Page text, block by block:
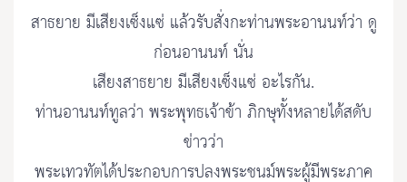
สาธยาย มีเสียงเซ็งแซ่ แล้วรับสั่งกะท่านพระอานนท์ว่า ดู
ก่อนอานนท์ นั่น
เสียงสาธยาย มีเสียงเซ็งแซ่ อะไรกัน.
ท่านอานนท์ทูลว่า พระพุทธเจ้าข้า ภิกษุทั้งหลายได้สดับ
ข่าวว่า
พระเทวทัตได้ประกอบการปลงพระชนม์พระผู้มีพระภาค